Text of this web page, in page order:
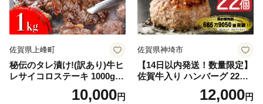
佐賀県上峰町
秘伝のタレ漬け!(訳あり)牛ヒ
レサイコロステーキ 1000g
10,000円
佐賀県神埼市
【14日以内発送！数量限定】
佐賀牛入り ハンバーグ 22個
2.6kg(120g×22個)【佐賀牛
黒毛和牛 ブランド牛 九州 ハ
12,000円